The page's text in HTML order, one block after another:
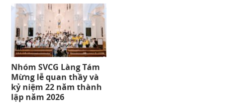
Nhóm SVCG Làng Tám
Mừng lễ quan thầy và
kỷ niệm 22 năm thành
lập năm 2026